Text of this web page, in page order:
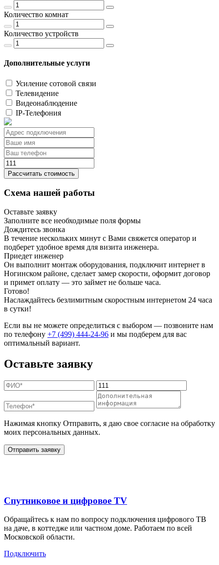
Количество комнат
Количество устройств
Дополнительные услуги
Усиление сотовой связи
Телевидение
Видеонаблюдение
IP-Телефония
Рассчитать стоимость
Схема нашей работы
Оставьте заявку
Заполните все необходимые поля формы
Дождитесь звонка
В течение нескольких минут с Вами свяжется оператор и
подберет удобное время для визита инженера.
Приедет инженер
Он выполнит монтаж оборудования, подключит интернет в
Ногинском районе, сделает замер скорости, оформит договор
и примет оплату — это займет не больше часа.
Готово!
Наслаждайтесь безлимитным скоростным интернетом 24 часа
в сутки!
Если вы не можете определиться с выбором — позвоните нам
по телефону +7 (499) 444-24-96 и мы подберем для вас
оптимальный вариант.
Оставьте заявку
Нажимая кнопку Отправить, я даю свое согласие на обработку
моих персональных данных.
Отправить заявку
Спутниковое и цифровое TV
Обращайтесь к нам по вопросу подключения цифрового ТВ
на даче, в коттедже или частном доме. Работаем по всей
Московской области.
Подключить